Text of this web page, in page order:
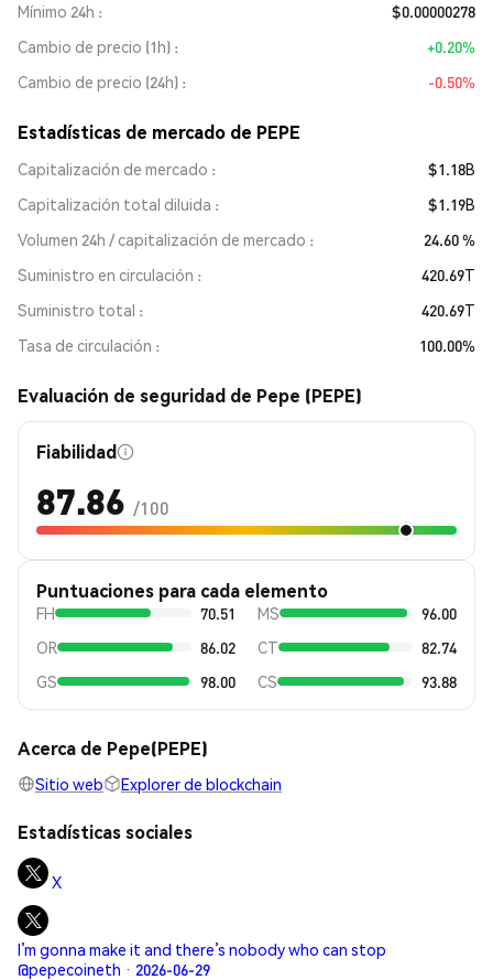
Mínimo 24h
$0.00000278
Cambio de precio (1h)
+0.20%
Cambio de precio (24h)
-0.50%
Estadísticas de mercado de PEPE
Capitalización de mercado
$1.18B
Capitalización total diluida
$1.19B
Volumen 24h / capitalización de mercado
24.60 %
Suministro en circulación
420.69T
Suministro total
420.69T
Tasa de circulación
100.00%
Evaluación de seguridad de Pepe (PEPE)
Fiabilidad
87.86 /100
Puntuaciones para cada elemento
FH 70.51 MS
96.00
OR
86.02 CT
82.74
GS
98.00 CS 93.88
Acerca de Pepe(PEPE)
Sitio web Explorer de blockchain
Estadísticas sociales
X
I’m gonna make it and there’s nobody who can stop
@pepecoineth · 2026-06-29